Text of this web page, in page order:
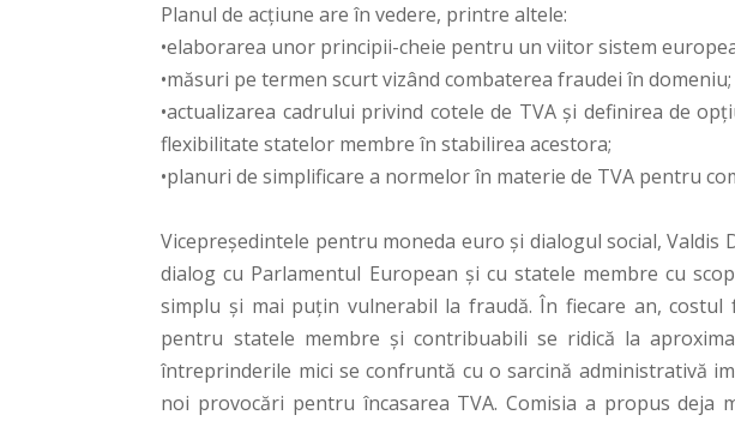
Planul de acțiune are în vedere, printre altele:
•elaborarea unor principii-cheie pentru un viitor sistem
•măsuri pe termen scurt vizând combaterea fraudei în domeniu;
•actualizarea cadrului privind cotele de TVA și definirea de
flexibilitate statelor membre în stabilirea acestora;
•planuri de simplificare a normelor în materie de TVA pentru
Vicepreședintele pentru moneda euro și dialogul social, Valdis
dialog cu Parlamentul European și cu statele membre cu
simplu și mai puțin vulnerabil la fraudă. În fiecare an,
pentru statele membre și contribuabili se ridică la
întreprinderile mici se confruntă cu o sarcină administrativă
noi provocări pentru încasarea TVA. Comisia a propus deja